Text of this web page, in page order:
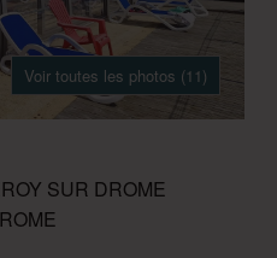
Voir toutes les photos (11)
SUR DROME